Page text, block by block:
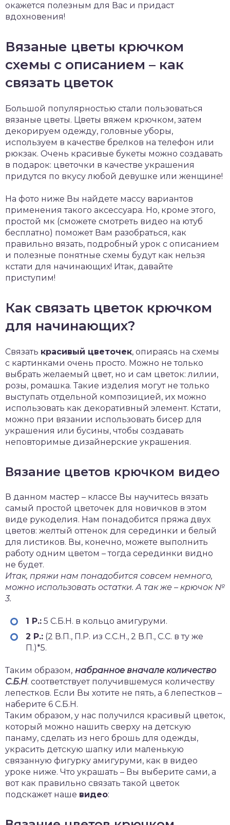
окажется полезным для Вас и придаст
вдохновения!
Вязаные цветы крючком
схемы с описанием – как
связать цветок
Большой популярностью стали пользоваться
вязаные цветы. Цветы вяжем крючком, затем
декорируем одежду, головные уборы,
используем в качестве брелков на телефон или
рюкзак. Очень красивые букеты можно создавать
в подарок: цветочки в качестве украшения
придутся по вкусу любой девушке или женщине!
На фото ниже Вы найдете массу вариантов
применения такого аксессуара. Но, кроме этого,
простой мк (сможете смотреть видео на ютуб
бесплатно) поможет Вам разобраться, как
правильно вязать, подробный урок с описанием
и полезные понятные схемы будут как нельзя
кстати для начинающих! Итак, давайте
приступим!
Как связать цветок крючком
для начинающих?
Связать красивый цветочек, опираясь на схемы
с картинками очень просто. Можно не только
выбрать желаемый цвет, но и сам цветок: лилии,
розы, ромашка. Такие изделия могут не только
выступать отдельной композицией, их можно
использовать как декоративный элемент. Кстати,
можно при вязании использовать бисер для
украшения или бусины, чтобы создавать
неповторимые дизайнерские украшения.
Вязание цветов крючком видео
В данном мастер – классе Вы научитесь вязать
самый простой цветочек для новичков в этом
виде рукоделия. Нам понадобится пряжа двух
цветов: желтый оттенок для серединки и белый
для листиков. Вы, конечно, можете выполнить
работу одним цветом – тогда серединки видно
не будет.
Итак, пряжи нам понадобится совсем немного,
можно использовать остатки. А так же – крючок №
3.
1 Р.: 5 С.Б.Н. в кольцо амигуруми.
2 Р.: (2 В.П., П.Р. из С.С.Н., 2 В.П., С.С. в ту же
П.)*5.
Таким образом, набранное вначале количество
С.Б.Н. соответствует получившемуся количеству
лепестков. Если Вы хотите не пять, а 6 лепестков –
наберите 6 С.Б.Н.
Таким образом, у нас получился красивый цветок,
который можно нашить сверху на детскую
панаму, сделать из него брошь для одежды,
украсить детскую шапку или маленькую
связанную фигурку амигуруми, как в видео
уроке ниже. Что украшать – Вы выберите сами, а
вот как правильно связать такой цветок
подскажет наше видео: